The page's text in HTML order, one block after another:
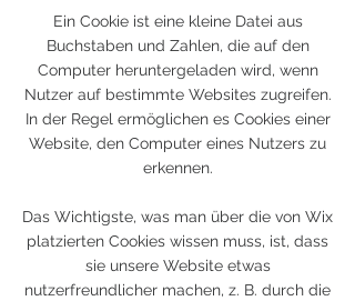
Ein Cookie ist eine kleine Datei aus
Buchstaben und Zahlen, die auf den
Computer heruntergeladen wird, wenn
Nutzer auf bestimmte Websites zugreifen.
In der Regel ermöglichen es Cookies einer
Website, den Computer eines Nutzers zu
erkennen.
Das Wichtigste, was man über die von Wix
platzierten Cookies wissen muss, ist, dass
sie unsere Website etwas
nutzerfreundlicher machen, z. B. durch die